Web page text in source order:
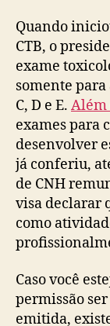
Quando
CTB, o
exame
somente para
C, D e E. Além
exames para
desenvolver
já conferiu,
de CNH
visa declarar
como
Caso você
permissão
emitida,